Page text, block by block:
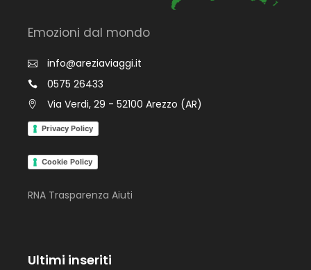
Emozioni dal mondo
info@areziaviaggi.it
0575 26433
Via Verdi, 29 - 52100 Arezzo (AR)
Privacy Policy
Cookie Policy
RNA Trasparenza Aiuti
Ultimi inseriti